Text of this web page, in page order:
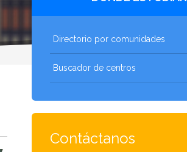
Directorio por comunidades
Buscador de centros
Contáctanos